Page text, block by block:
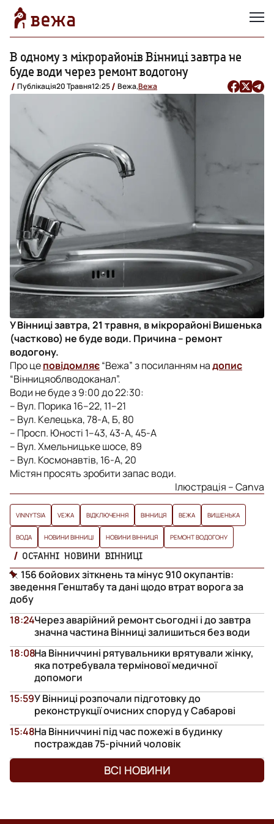
В одному з мікрорайонів Вінниці завтра не
буде води через ремонт водогону
Публікація20 Травня12:25 Вежа,Вежа
У Вінниці завтра, 21 травня, в мікрорайоні Вишенька
(частково) не буде води. Причина – ремонт
водогону.
Про цеповідомляє“Вежа” з посиланням надопис
“Вінницяоблводоканал”.
Води не буде з 9:00 до 22:30:
– Вул. Порика 16–22, 11–21
– Вул. Келецька, 78-А, Б, 80
– Просп. Юності 1–43, 43-А, 45-А
– Вул. Хмельницьке шосе, 89
– Вул. Космонавтів, 16-А, 20
Містян просять зробити запас води.
Ілюстрація – Canva
VINNYTSIA VЕЖА ВІДКЛЮЧЕННЯ ВІННИЦЯ ВЕЖА ВИШЕНЬКА
ВОДА НОВИНИ ВІННИЦІ НОВИНИ ВІННИЦЯ РЕМОНТ ВОДОГОНУ
ОСТАННІ НОВИНИ ВІННИЦІ
156 бойових зіткнень та мінус 910 окупантів:
зведення Генштабу та дані щодо втрат ворога за
добу
Через аварійний ремонт сьогодні і до завтра
значна частина Вінниці залишиться без води
18:24
На Вінниччині рятувальники врятували жінку,
яка потребувала термінової медичної
допомоги
18:08
У Вінниці розпочали підготовку до
реконструкції очисних споруд у Сабарові
15:59
На Вінниччині під час пожежі в будинку
постраждав 75-річний чоловік
15:48
ВСІ НОВИНИ